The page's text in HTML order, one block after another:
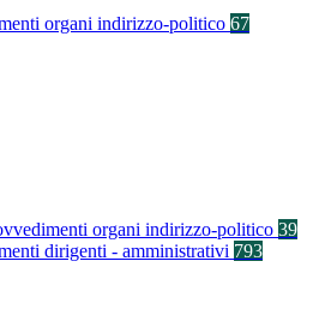
organi indirizzo-politico 67
organi indirizzo-politico 39
dirigenti - amministrativi 793